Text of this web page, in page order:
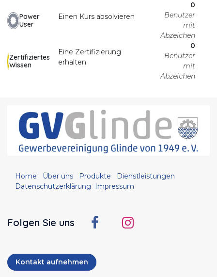
Power
User
Einen Kurs absolvieren
0
Benutzer
mit
Abzeichen
Zertifiziertes
Wissen
Eine Zertifizierung
erhalten
0
Benutzer
mit
Abzeichen
Home Über uns Produkte
Dienstleistungen
Datenschutzerklärung
Impressum
Folgen Sie uns
Kontakt aufnehmen